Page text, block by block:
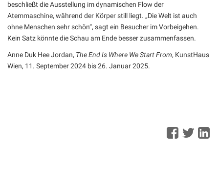
beschließt die Ausstellung im dynamischen Flow der
Atemmaschine, während der Körper still liegt. „Die Welt ist auch
ohne Menschen sehr schön“, sagt ein Besucher im Vorbeigehen.
Kein Satz könnte die Schau am Ende besser zusammenfassen.
Anne Duk Hee Jordan, The End Is Where We Start From, KunstHaus
Wien, 11. September 2024 bis 26. Januar 2025.